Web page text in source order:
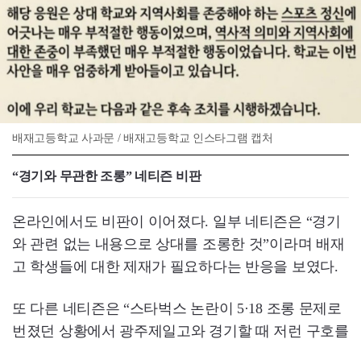
배재고등학교 사과문 / 배재고등학교 인스타그램 캡처
“경기와 무관한 조롱” 네티즌 비판
온라인에서도 비판이 이어졌다. 일부 네티즌은 “경기
와 관련 없는 내용으로 상대를 조롱한 것”이라며 배재
고 학생들에 대한 제재가 필요하다는 반응을 보였다.
또 다른 네티즌은 “스타벅스 논란이 5·18 조롱 문제로
번졌던 상황에서 광주제일고와 경기할 때 저런 구호를